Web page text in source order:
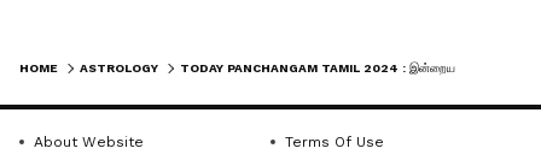
HOME ASTROLOGY
About Website
Terms Of Use